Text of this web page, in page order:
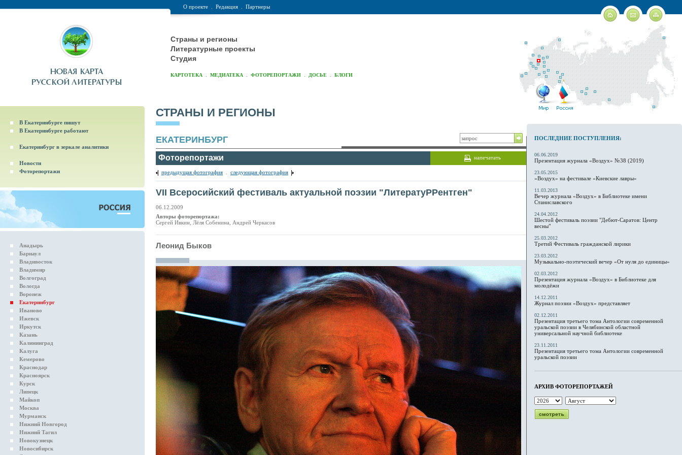
О проекте Редакция Партнеры
Страны и регионы
Литературные проекты
Студия
КАРТОТЕКА МЕДИАТЕКА ФОТОРЕПОРТАЖИ ДОСЬЕ БЛОГИ
В Екатеринбурге пишут
В Екатеринбурге работают
Екатеринбург в зеркале аналитики
Новости
Фоторепортажи
Анадырь
Барнаул
Владивосток
Владимир
Волгоград
Вологда
Воронеж
Екатеринбург
Иваново
Ижевск
Иркутск
Казань
Калининград
Калуга
Кемерово
Краснодар
Красноярск
Курск
Липецк
Майкоп
Москва
Мурманск
Нижний Новгород
Нижний Тагил
Новокузнецк
Новосибирск
СТРАНЫ И РЕГИОНЫ
ЕКАТЕРИНБУРГ
Фоторепортажи напечатать
предыдущая фотография следующая фотография
VII Всеросийский фестиваль актуальной поэзии "ЛитератуРРентген"
06.12.2009
Авторы фоторепортажа:
Сергей Ивкин, Лёля Собенина, Андрей Черкасов
Леонид Быков
ПОСЛЕДНИЕ ПОСТУПЛЕНИЯ:
06.06.2019
Презентация журнала «Воздух» №38 (2019)
23.05.2015
«Воздух» на фестивале «Киевские лавры»
11.03.2013
Вечер журнала «Воздух» в Библиотеке имени
Станиславского
24.04.2012
Шестой фестиваль поэзии "Дебют-Саратов: Центр
весны"
25.03.2012
Третий Фестиваль гражданской лирики
23.03.2012
Музыкально-поэтический вечер «От нуля до единицы»
02.03.2012
Презентация журнала «Воздух» в Библиотеке для
молодёжи
14.12.2011
Журнал поэзии «Воздух» представляет
02.12.2011
Презентация третьего тома Антологии современной
уральской поэзии в Челябинской областной
универсальной научной библиотеке
23.11.2011
Презентация третьего тома Антологии современной
уральской поэзии
АРХИВ ФОТОРЕПОРТАЖЕЙ